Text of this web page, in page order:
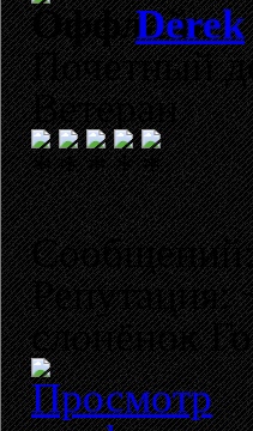
Derek
Почетный
Ветеран
Репутация:
слонёнок